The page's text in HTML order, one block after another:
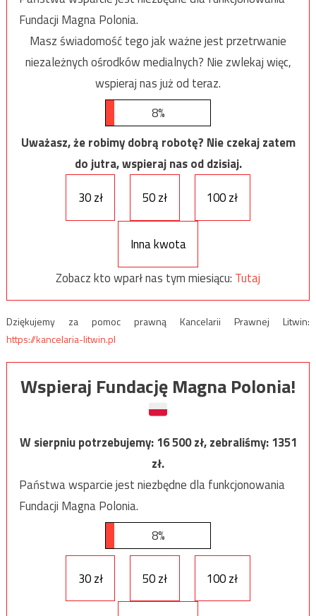
Fundacji Magna Polonia.
Masz świadomość tego jak ważne jest przetrwanie
niezależnych ośrodków medialnych? Nie zwlekaj więc,
wspieraj nas już od teraz.
8%
Uważasz, że robimy dobrą robotę? Nie czekaj zatem
do jutra, wspieraj nas od dzisiaj.
30 zł
50 zł 100 zł
Inna kwota
Zobacz kto wparł nas tym miesiącu: Tutaj
Dziękujemy za pomoc prawną Kancelarii Prawnej Litwin:
https://kancelaria-litwin.pl
Wspieraj Fundację Magna Polonia!
W sierpniu potrzebujemy:16 500zł, zebraliśmy:1351
zł.
Państwa wsparcie jest niezbędne dla funkcjonowania
Fundacji Magna Polonia.
8%
30 zł 50 zł 100 zł